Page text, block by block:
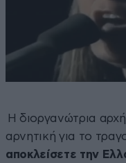
Η διοργανώτρια
αρνητική για το
αποκλείσετε την